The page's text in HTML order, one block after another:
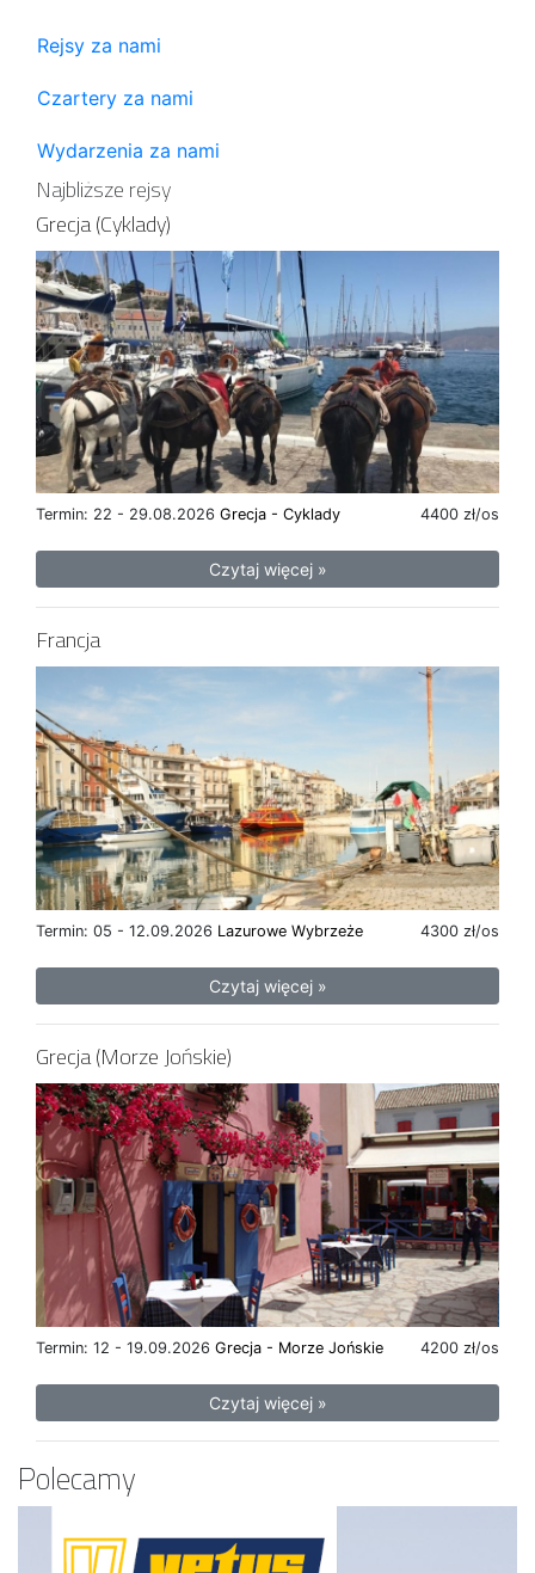
Rejsy za nami
Czartery za nami
Wydarzenia za nami
Najbliższe rejsy
Grecja (Cyklady)
Termin: 22 - 29.08.2026 4400 zł/os
Grecja - Cyklady
Czytaj więcej »
Francja
Termin: 05 - 12.09.2026 4300 zł/os
Lazurowe Wybrzeże
Czytaj więcej »
Grecja (Morze Jońskie)
Termin: 12 - 19.09.2026 4200 zł/os
Grecja - Morze Jońskie
Czytaj więcej »
Polecamy